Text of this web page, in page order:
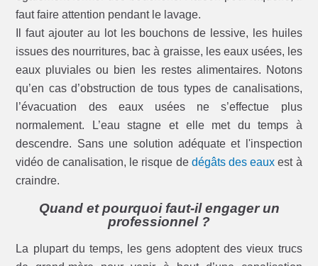
faut faire attention pendant le lavage.
Il faut ajouter au lot les bouchons de lessive, les huiles
issues des nourritures, bac à graisse, les eaux usées, les
eaux pluviales ou bien les restes alimentaires. Notons
qu’en cas d’obstruction de tous types de canalisations,
l’évacuation des eaux usées ne s’effectue plus
normalement. L’eau stagne et elle met du temps à
descendre. Sans une solution adéquate et l'inspection
vidéo de canalisation, le risque de dégâts des eaux est à
craindre.
Quand et pourquoi faut-il engager un
professionnel ?
La plupart du temps, les gens adoptent des vieux trucs